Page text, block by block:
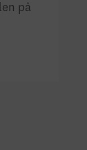
på